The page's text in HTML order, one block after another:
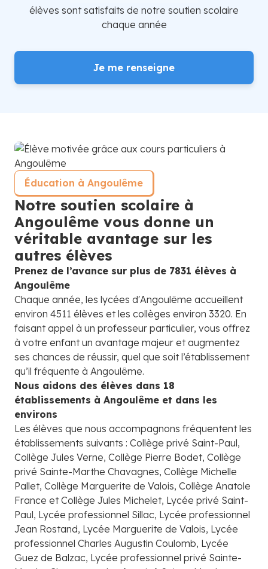
élèves sont satisfaits de notre soutien scolaire
chaque année
Je me renseigne
Éducation à Angoulême
Notre soutien scolaire à
Angoulême vous donne un
véritable avantage sur les
autres élèves
Prenez de l’avance sur plus de 7831 élèves à
Angoulême
Chaque année, les lycées d'Angoulême accueillent
environ 4511 élèves et les collèges environ 3320. En
faisant appel à un professeur particulier, vous offrez
à votre enfant un avantage majeur et augmentez
ses chances de réussir, quel que soit l’établissement
qu’il fréquente à Angoulême.
Nous aidons des élèves dans 18
établissements à Angoulême et dans les
environs
Les élèves que nous accompagnons fréquentent les
établissements suivants : Collège privé Saint-Paul,
Collège Jules Verne, Collège Pierre Bodet, Collège
privé Sainte-Marthe Chavagnes, Collège Michelle
Pallet, Collège Marguerite de Valois, Collège Anatole
France et Collège Jules Michelet, Lycée privé Saint-
Paul, Lycée professionnel Sillac, Lycée professionnel
Jean Rostand, Lycée Marguerite de Valois, Lycée
professionnel Charles Augustin Coulomb, Lycée
Guez de Balzac, Lycée professionnel privé Sainte-